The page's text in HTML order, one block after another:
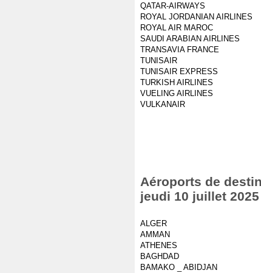
QATAR-AIRWAYS
ROYAL JORDANIAN AIRLINES
ROYAL AIR MAROC
SAUDI ARABIAN AIRLINES
TRANSAVIA FRANCE
TUNISAIR
TUNISAIR EXPRESS
TURKISH AIRLINES
VUELING AIRLINES
VULKANAIR
Aéroports de
jeudi 10 juillet 2025
ALGER
AMMAN
ATHENES
BAGHDAD
BAMAKO _ ABIDJAN